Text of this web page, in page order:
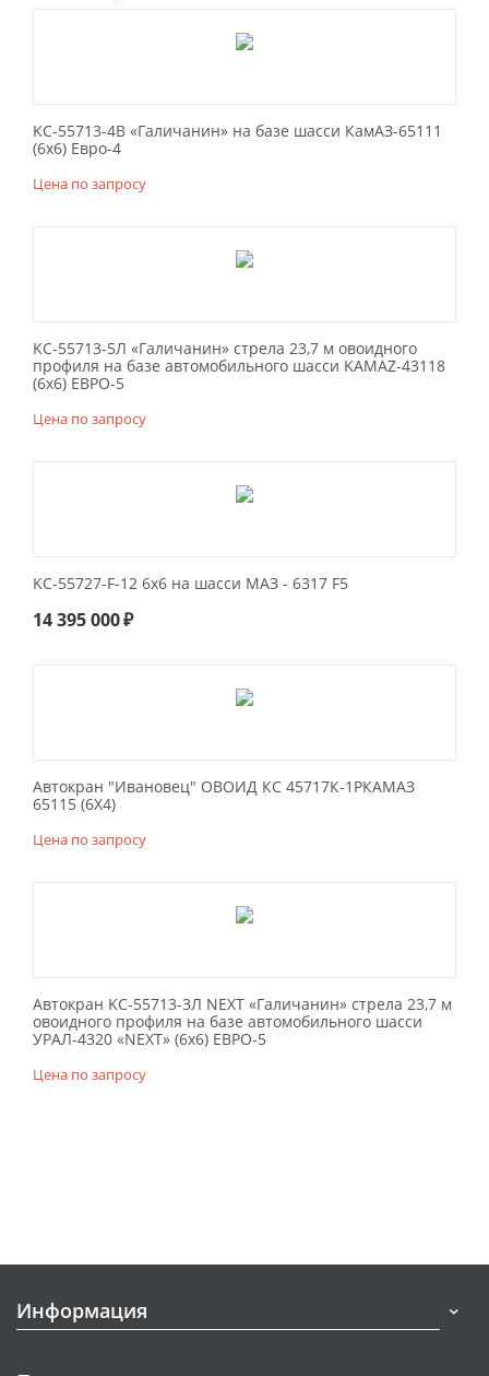
KC-55713-4В «Галичанин» на базе шасси КамАЗ-65111
(6х6) Евро-4
Цена по запросу
KC-55713-5Л «Галичанин» стрела 23,7 м овоидного
профиля на базе автомобильного шасси KAMAZ-43118
(6х6) ЕВРО-5
Цена по запросу
KC-55727-F-12 6x6 на шасси МАЗ - 6317 F5
14 395 000₽
Автокран "Ивановец" ОВОИД КС 45717К-1РКАМАЗ
65115 (6Х4)
Цена по запросу
Автокран KC-55713-3Л NEXT «Галичанин» стрела 23,7 м
овоидного профиля на базе автомобильного шасси
УРАЛ-4320 «NEXT» (6х6) ЕВРО-5
Цена по запросу
Информация